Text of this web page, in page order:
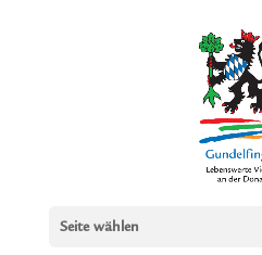
Seite wählen